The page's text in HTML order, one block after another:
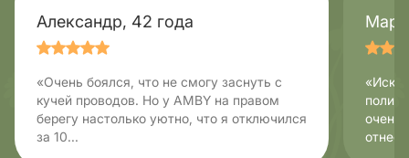
Александр, 42 года
«Очень боялся, что не смогу заснуть с
кучей проводов. Но у AMBY на правом
берегу настолько уютно, что я отключился
за 10...
очень